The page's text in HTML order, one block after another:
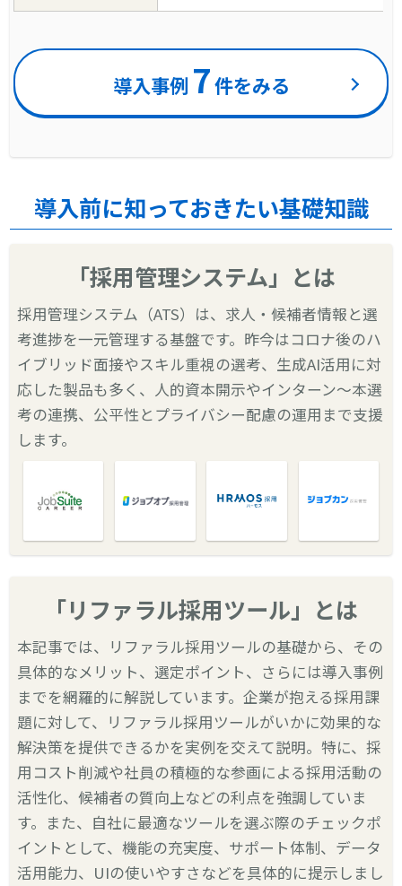
導入事例 7件をみる
導入前に知っておきたい基礎知識
「採用管理システム」とは
採用管理システム（ATS）は、求人・候補者情報と選
考進捗を一元管理する基盤です。昨今はコロナ後のハ
イブリッド面接やスキル重視の選考、生成AI活用に対
応した製品も多く、人的資本開示やインターン〜本選
考の連携、公平性とプライバシー配慮の運用まで支援
します。
「リファラル採用ツール」とは
本記事では、リファラル採用ツールの基礎から、その
具体的なメリット、選定ポイント、さらには導入事例
までを網羅的に解説しています。企業が抱える採用課
題に対して、リファラル採用ツールがいかに効果的な
解決策を提供できるかを実例を交えて説明。特に、採
用コスト削減や社員の積極的な参画による採用活動の
活性化、候補者の質向上などの利点を強調していま
す。また、自社に最適なツールを選ぶ際のチェックポ
イントとして、機能の充実度、サポート体制、データ
活用能力、UIの使いやすさなどを具体的に提示しまし